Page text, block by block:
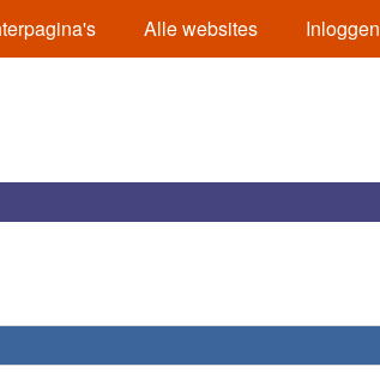
Alle websites Inloggen